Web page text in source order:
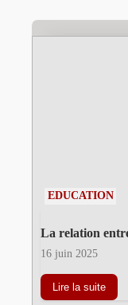
EDUCATION
La relation
16 juin 2025
Lire la suite